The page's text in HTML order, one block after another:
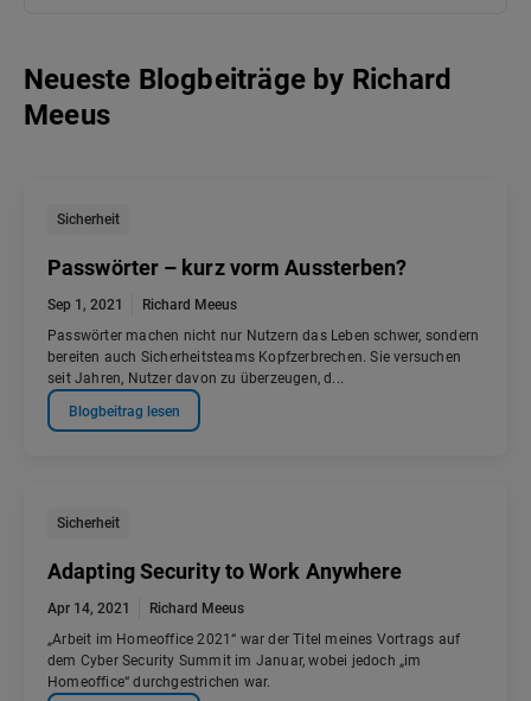
Neueste Blogbeiträge by Richard
Meeus
Sicherheit
Passwörter – kurz vorm Aussterben?
Sep 1, 2021
Richard Meeus
Passwörter machen nicht nur Nutzern das Leben schwer, sondern
bereiten auch Sicherheitsteams Kopfzerbrechen. Sie versuchen
seit Jahren, Nutzer davon zu überzeugen, d...
Blogbeitrag lesen
Sicherheit
Adapting Security to Work Anywhere
Apr 14, 2021
Richard Meeus
„Arbeit im Homeoffice 2021“ war der Titel meines Vortrags auf
dem Cyber Security Summit im Januar, wobei jedoch „im
Homeoffice“ durchgestrichen war.